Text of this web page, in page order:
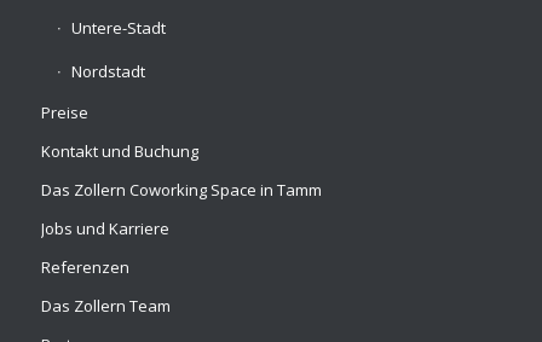
Untere-Stadt
Nordstadt
Preise
Kontakt und Buchung
Das Zollern Coworking Space in Tamm
Jobs und Karriere
Referenzen
Das Zollern Team